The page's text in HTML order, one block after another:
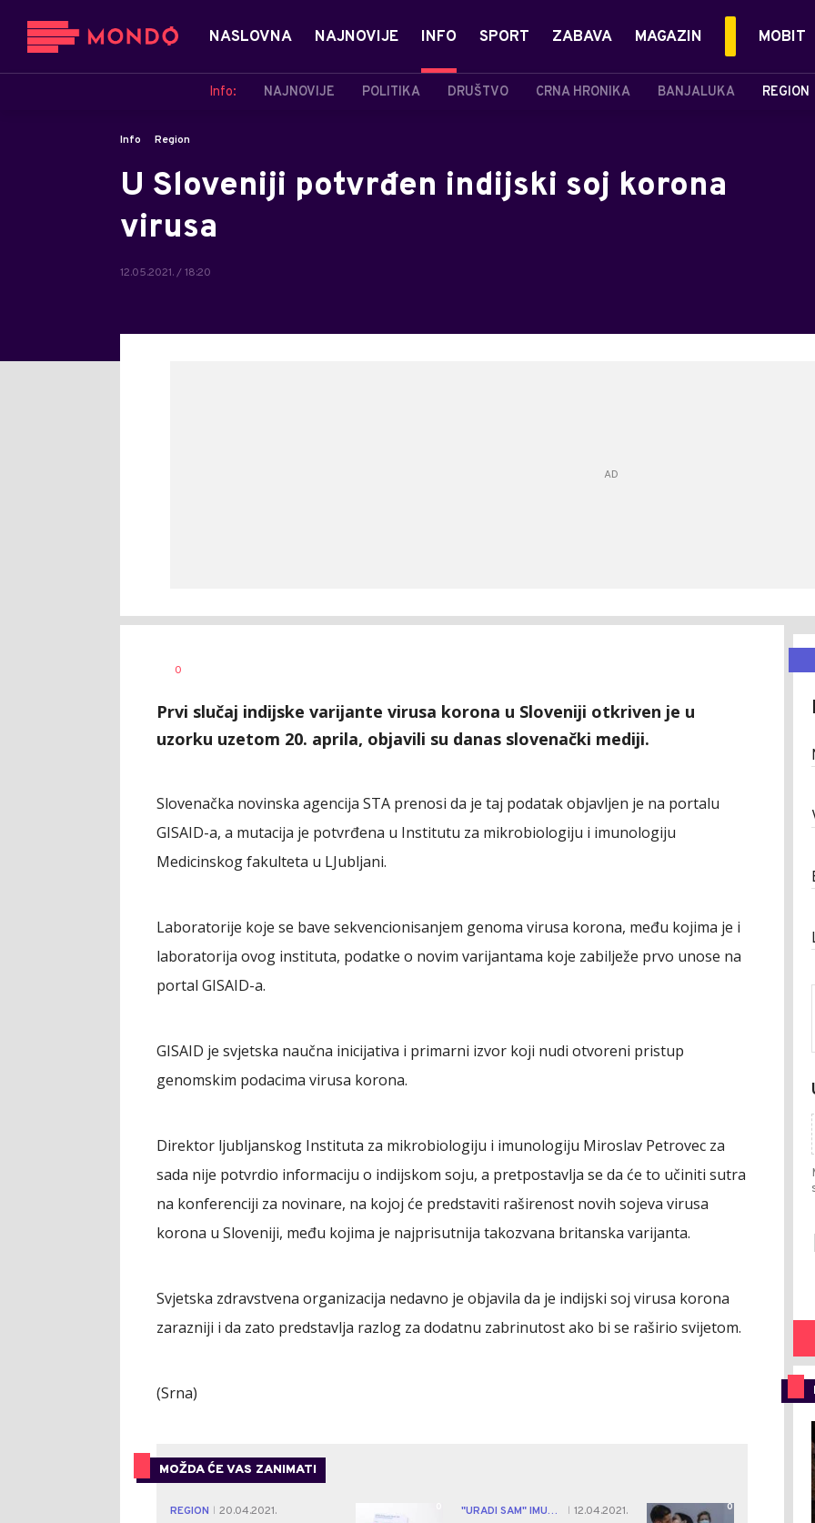
NASLOVNA NAJNOVIJE INFO
Info: NAJNOVIJE POLITIKA DRUŠTVO CRNA HRONIKA BANJALUKA REGION
SPORT ZABAVA MAGAZIN MOBIT
Info Region
U Sloveniji potvrđen indijski soj korona
virusa
12.05.2021. / 18:20
AUTOR
0
Prvi slučaj indijske varijante virusa korona u Sloveniji otkriven je u
uzorku uzetom 20. aprila, objavili su danas slovenački mediji.
Slovenačka novinska agencija STA prenosi da je taj podatak objavljen je na portalu
GISAID-a, a mutacija je potvrđena u Institutu za mikrobiologiju i imunologiju
Medicinskog fakulteta u LJubljani.
Laboratorije koje se bave sekvencionisanjem genoma virusa korona, među kojima je i
laboratorija ovog instituta, podatke o novim varijantama koje zabilježe prvo unose na
portal GISAID-a.
GISAID je svjetska naučna inicijativa i primarni izvor koji nudi otvoreni pristup
genomskim podacima virusa korona.
Direktor ljubljanskog Instituta za mikrobiologiju i imunologiju Miroslav Petrovec za
sada nije potvrdio informaciju o indijskom soju, a pretpostavlja se da će to učiniti sutra
na konferenciji za novinare, na kojoj će predstaviti raširenost novih sojeva virusa
korona u Sloveniji, među kojima je najprisutnija takozvana britanska varijanta.
Svjetska zdravstvena organizacija nedavno je objavila da je indijski soj virusa korona
zarazniji i da zato predstavlja razlog za dodatnu zabrinutost ako bi se raširio svijetom.
(Srna)
MOŽDA ĆE VAS ZANIMATI
REGION
20.04.2021.
"URADI SAM" IMUNIZACIJA
12.04.2021.
0